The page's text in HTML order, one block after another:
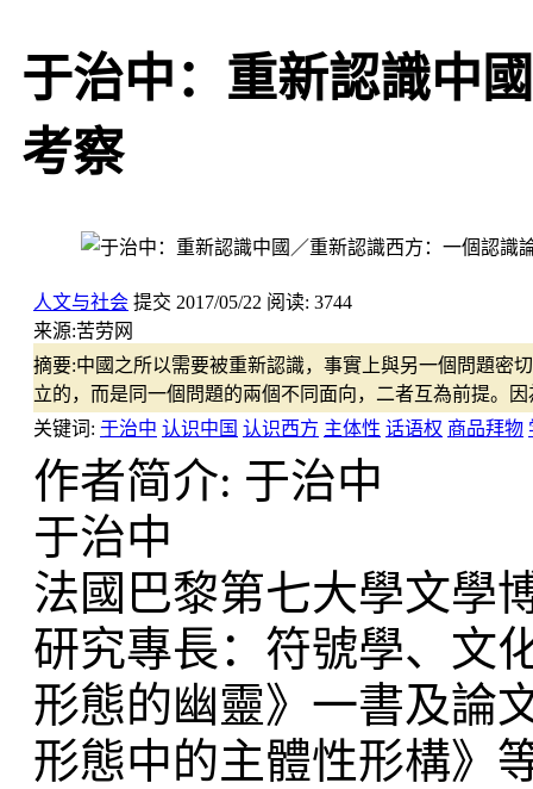
于治中：重新認識中
考察
人文与社会 提交 2017/05/22 阅读: 3744
来源:苦劳网
摘要:中國之所以需要被重新認識，事實上與另一個問題密
立的，而是同一個問題的兩個不同面向，二者互為前提。
关键词: 于治中 认识中国 认识西方 主体性 话语权 商品拜物
作者简介: 于治中
于治中
法國巴黎第七大學文學
研究專長：符號學、文
形態的幽靈》一書及論
形態中的主體性形構》